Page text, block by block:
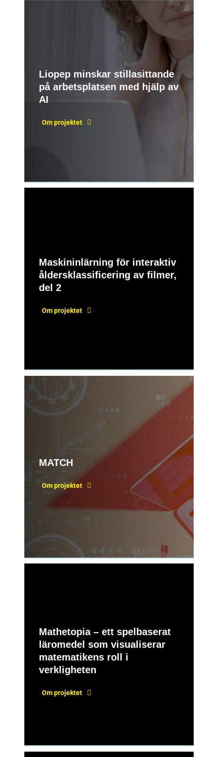
Liopep minskar stillasittande
på arbetsplatsen med hjälp av
AI
Om projektet
Maskininlärning för interaktiv
åldersklassificering av filmer,
del 2
Om projektet
MATCH
Om projektet
Mathetopia – ett spelbaserat
läromedel som visualiserar
matematikens roll i
verkligheten
Om projektet